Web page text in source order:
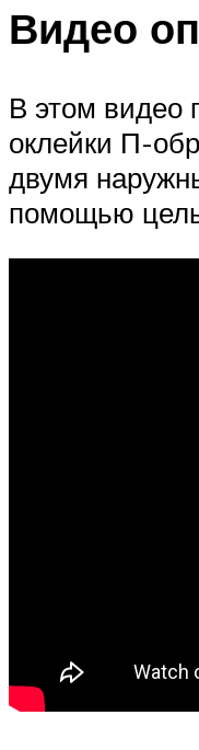
Видео
В этом видео
оклейки П-
двумя
помощью